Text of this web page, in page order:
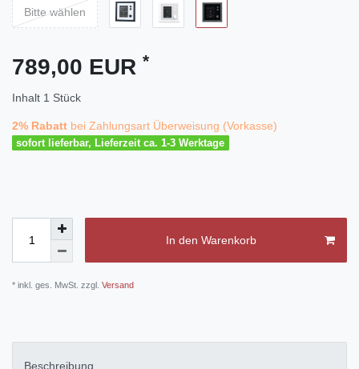
Bitte wählen
789,00 EUR *
Inhalt 1 Stück
2% Rabatt bei Zahlungsart Überweisung (Vorkasse)
sofort lieferbar, Lieferzeit ca. 1-3 Werktage
In den Warenkorb
* inkl. ges. MwSt. zzgl. Versand
Beschreibung